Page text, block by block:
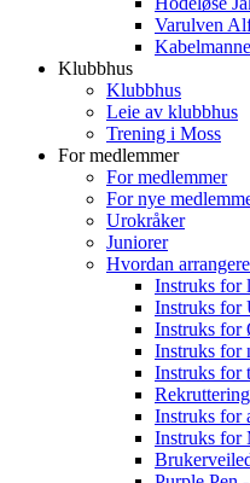
Varulven
Klubbhus
Klubbhus
Leie av klubbhus
Trening i Moss
For medlemmer
For medlemmer
For nye
Urokråker
Juniorer
Hvordan
Instruks for
Instruks for
Instruks for
Instruks for
Instruks for
Instruks for
Instruks for